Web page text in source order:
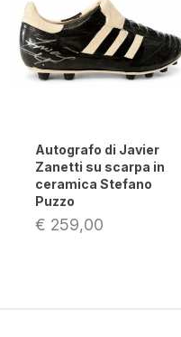
Maglia Inter Mashup
Javier Zanetti
autografata 2019
Nike TG. M
€ 449,00